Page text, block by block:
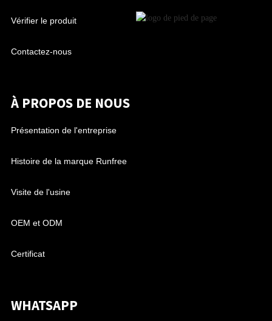
Vérifier le produit
Contactez-nous
À PROPOS DE NOUS
Présentation de l'entreprise
Histoire de la marque Runfree
Visite de l'usine
OEM et ODM
Certificat
WHATSAPP